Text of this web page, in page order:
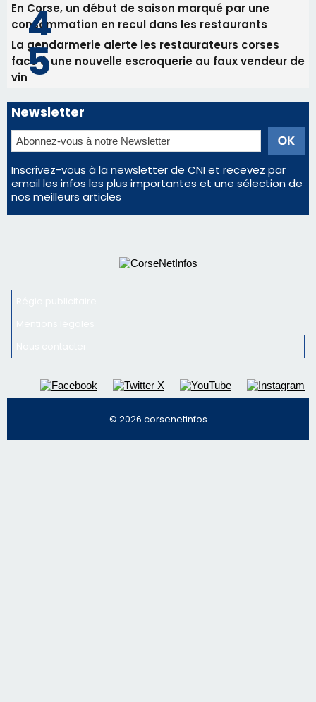
En Corse, un début de saison marqué par une
consommation en recul dans les restaurants
La gendarmerie alerte les restaurateurs corses
face à une nouvelle escroquerie au faux vendeur de
vin
Newsletter
Inscrivez-vous à la newsletter de CNI et recevez par
email les infos les plus importantes et une sélection de
nos meilleurs articles
© 2026 corsenetinfos